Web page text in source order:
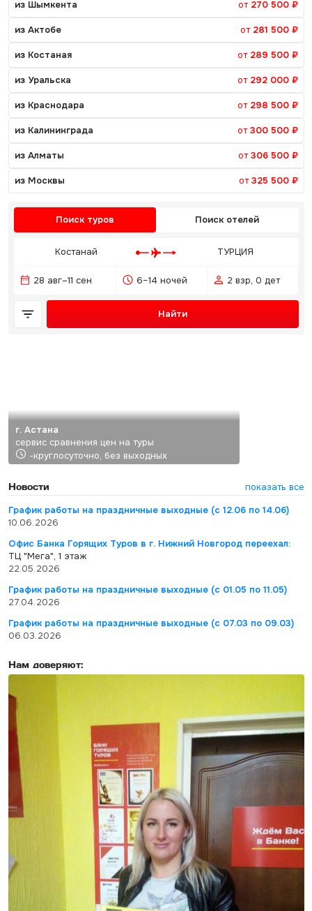
из Шымкента от 270 500 ₽
из Актобе от 281 500 ₽
из Костаная от 289 500 ₽
из Уральска от 292 000 ₽
из Краснодара от 298 500 ₽
из Калининграда от 300 500 ₽
из Алматы от 306 500 ₽
из Москвы от 325 500 ₽
Поиск туров Поиск отелей
Костанай ТУРЦИЯ
28 авг–11 сен 6–14 ночей 2 взр, 0 дет
Найти
г. Астана
сервис сравнения цен на туры
-круглосуточно, без выходных
Новости
показать все
График работы на праздничные выходные (с 12.06 по 14.06)
10.06.2026
Офис Банка Горящих Туров в г. Нижний Новгород переехал:
ТЦ "Мега", 1 этаж
22.05.2026
График работы на праздничные выходные (с 01.05 по 11.05)
27.04.2026
График работы на праздничные выходные (с 07.03 по 09.03)
06.03.2026
Нам доверяют: